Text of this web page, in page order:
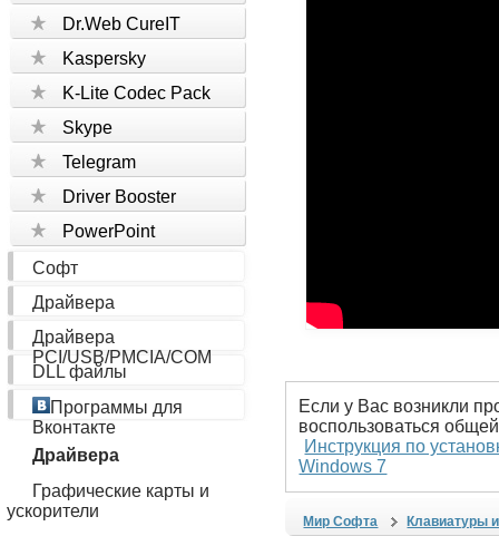
Dr.Web CureIT
Kaspersky
K-Lite Codec Pack
Skype
Telegram
Driver Booster
PowerPoint
Софт
Драйвера
Драйвера
PCI/USB/PMCIA/COM
DLL файлы
Программы для
Вконтакте
Драйвера
Графические карты и
ускорители
Если у Вас возникли
воспользоваться
Инструкция по
Windows 7
Мир Софта Клавиатуры